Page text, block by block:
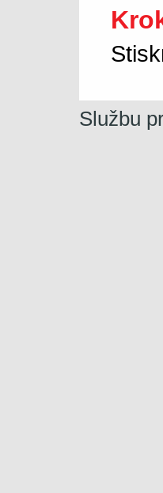
Službu